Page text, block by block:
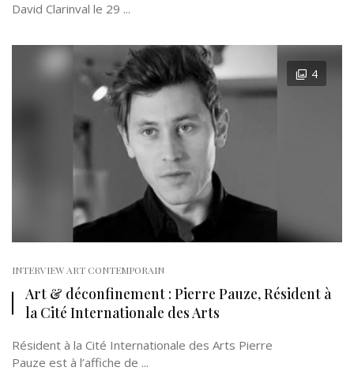
David Clarinval le 29 ...
4
INTERVIEW ART CONTEMPORAIN
Art & déconfinement : Pierre Pauze, Résident à
la Cité Internationale des Arts
Résident à la Cité Internationale des Arts Pierre
Pauze est à l’affiche de ...